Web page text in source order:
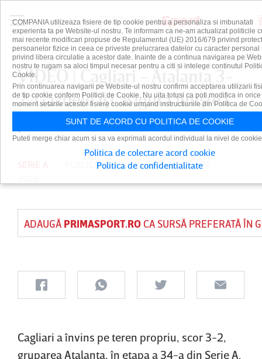
VIDEO | Cagliari - Atalanta 3-
2. Gazdele îşi asigură liniştea
pe final de sezon
PUBLICAT DEDAIAN CUTUPE 27 APR
ADAUGĂ PRIMASPORT.ROCA SURSĂ PREFERATĂ ÎN
Cagliari a învins pe teren propriu, scor 3-2,
gruparea Atalanta, în etapa a 34-a din Serie A.
COMPANIA utilizeaza fisiere de tip cookie pentru a personaliza si imbunatati
experienta ta pe Website-ul nostru. Te informam ca ne-am actualizat politicile
mai recente modificari propuse de Regulamentul (UE) 2016/679 privind
persoanelor fizice in ceea ce priveste prelucrarea datelor cu caracter personal
privind libera circulatie a acestor date. Inainte de a continua navigarea pe
nostru te rugam sa aloci timpul necesar pentru a citi si intelege continutul
Cookie.
Prin continuarea navigarii pe Website-ul nostru confirmi acceptarea utilizarii
de tip cookie conform Politicii de Cookie. Nu uita totusi ca poti modifica in orice
moment setarile acestor fisiere cookie urmand instructiunile din Politica de
SUNT DE ACORD CU POLITICA DE COOKIE
Puteti merge chiar acum si sa va exprimati acordul individual la nivel de
Politica de colectare acord cookie
Politica de confidentialitate